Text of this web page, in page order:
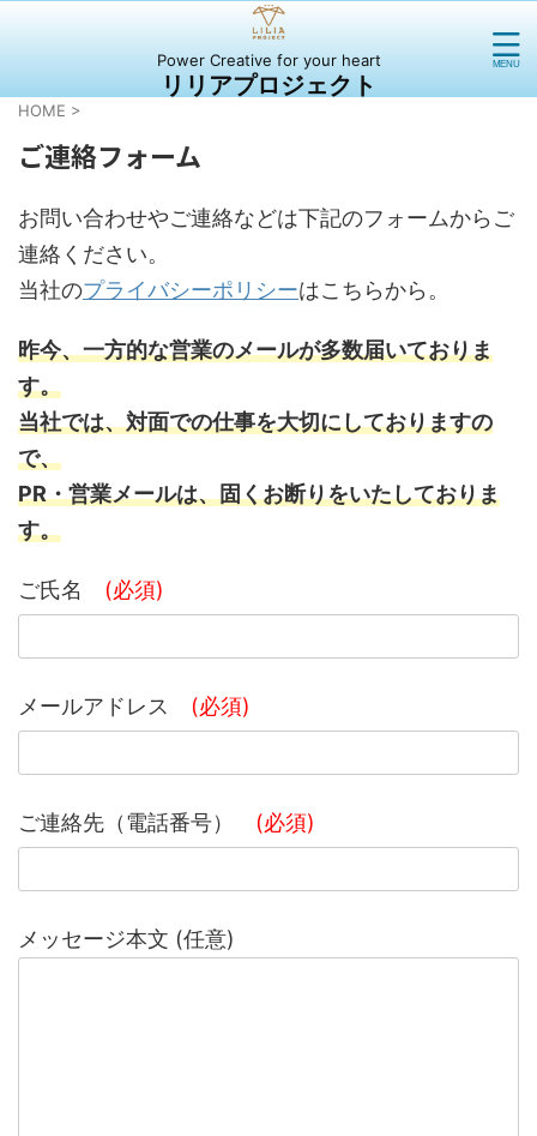
Power Creative for your heart
リリアプロジェクト
HOME >
ご連絡フォーム
お問い合わせやご連絡などは下記のフォームからご
連絡ください。
当社のプライバシーポリシーはこちらから。
昨今、一方的な営業のメールが多数届いておりま
す。
当社では、対面での仕事を大切にしておりますの
で、
PR・営業メールは、固くお断りをいたしておりま
す。
ご氏名 (必須)
メールアドレス (必須)
ご連絡先（電話番号） (必須)
メッセージ本文 (任意)